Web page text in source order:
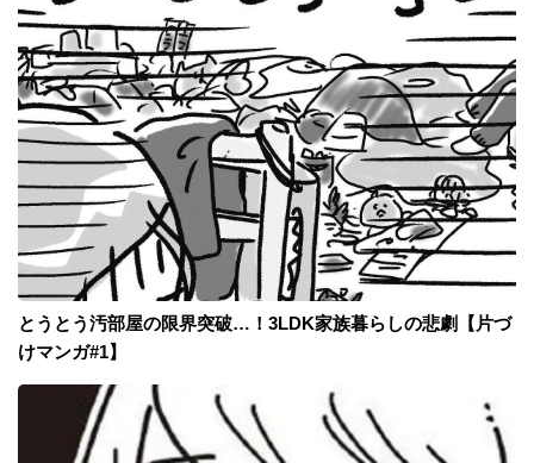
とうとう汚部屋の限界突破…！3LDK家族暮らしの悲劇【片づ
けマンガ#1】